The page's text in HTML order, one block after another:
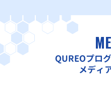
QUREOプロ
メディ